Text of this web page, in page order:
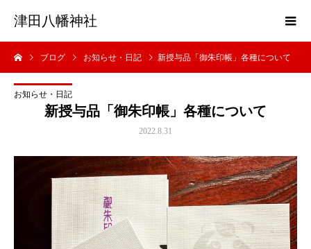
津田八幡神社
ブログ お知らせ・日記 新授与品「御朱印帳」各種について
お知らせ・日記
新授与品「御朱印帳」各種について
2022.8.31